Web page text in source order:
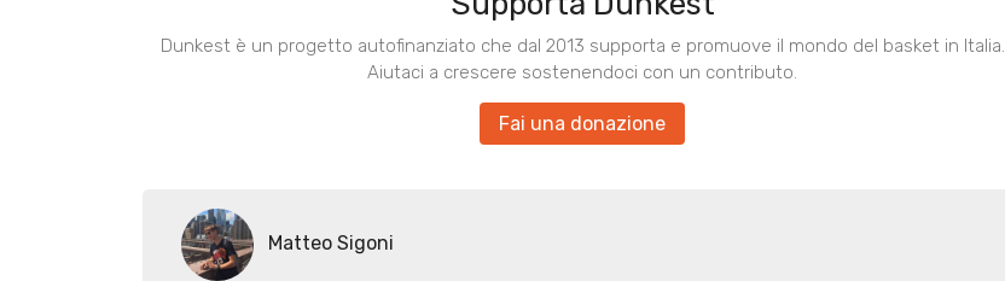
Dunkest è un progetto autofinanziato che dal 2013 supporta e promuove il mondo del basket in Italia.
Aiutaci a crescere sostenendoci con un contributo.
Fai una donazione
Matteo Sigoni